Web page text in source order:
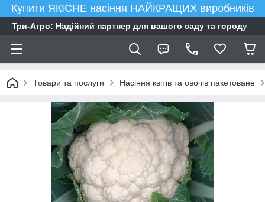
Купити ЯКІСНЕ насіння НАЙКРАЩИХ виробників
Три-Агро: Надійний партнер для вашого саду та городу
Товари та послуги Насіння квітів та овочів пакетоване